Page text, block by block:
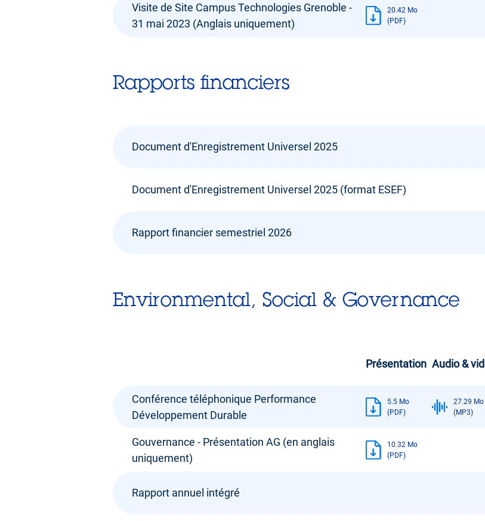
Visite de Site Campus Technologies Grenoble -
31 mai 2023 (Anglais uniquement)
20.42 Mo
(PDF)
Rapports financiers
Document d'Enregistrement Universel 2025
Document d'Enregistrement Universel 2025 (format ESEF)
Rapport financier semestriel 2026
Environmental, Social & Governance
Présentation Audio &
Conférence téléphonique Performance
Développement Durable
5.5 Mo
(PDF)
27.29 Mo
(MP3)
Gouvernance - Présentation AG (en anglais
uniquement)
10.32 Mo
(PDF)
Rapport annuel intégré